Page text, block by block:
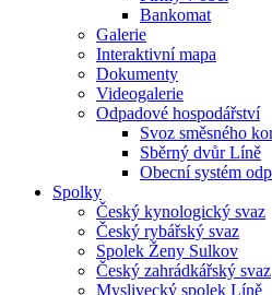
Bankomat
Galerie
Interaktivní mapa
Dokumenty
Videogalerie
Odpadové hospodářství
Svoz směsného
Sběrný dvůr Líně
Obecní systém
Spolky
Český kynologický svaz
Český rybářský svaz
Spolek Ženy Sulkov
Český zahrádkářský svaz
Myslivecký spolek Líně